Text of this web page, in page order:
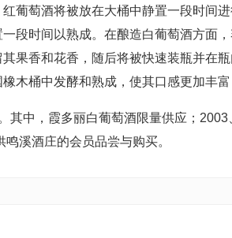
葡萄酒将被放在大桶中静置一段时间
段时间以熟成。在酿造白葡萄酒方面
果香和花香，随后将被快速装瓶并在
木桶中发酵和熟成，使其口感更加丰富
其中，霞多丽白葡萄酒限量供应；
溪酒庄的会员品尝与购买。